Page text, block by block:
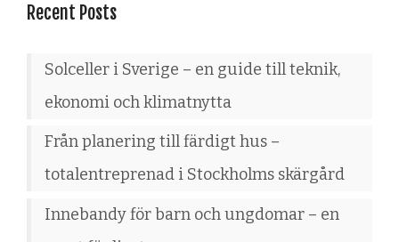
Recent Posts
Solceller i Sverige – en guide till teknik,
ekonomi och klimatnytta
Från planering till färdigt hus –
totalentreprenad i Stockholms skärgård
Innebandy för barn och ungdomar – en